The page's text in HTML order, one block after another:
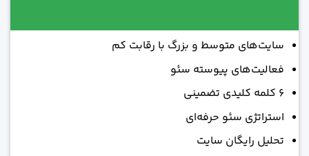
سایت‌های متوسط و بزرگ با رقابت کم
فعالیت‌های پیوسته سئو
6 کلمه کلیدی تضمینی
استراتژی سئو حرفه‌ای
تحلیل رایگان سایت